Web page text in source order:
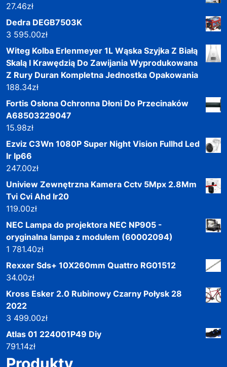
27.46zł
Dedra DEGB7503K
3 595.00zł
Witeg Kolba Erlenmeyer 1L Wąska Szyjka Z Białą
Skalą I Krawędzią Do Zawijania Wyprodukowana
Z Rury Duran Kompletna Jednostka Opakowania
188.34zł
Fortis Osłona Ochronna Dłoni Do Przecinaków
A68503229047
15.98zł
Ezviz C3Wn 1080P Super Night Vision Fullhd Led
Ir Ip66
247.00zł
Uniview Zewnętrzna Kamera Cctv 5Mpx 2.8Mm
Tvi Cvi Ahd Ir20
119.00zł
NEC Lampa do projektora NEC NP905 -
oryginalna lampa z modułem (60002094)
1 781.40zł
Rexxer Sds+ 10X260mm Quattro RG01512
34.00zł
Kross Esker 2.0 Rubinowy Czarny Połysk 28
2022
3 499.00zł
Atlas 01 224001P49 Diy
791.14zł
Produkty